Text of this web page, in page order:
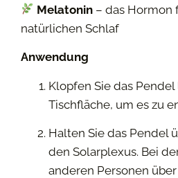
Melatonin – das Hormon
natürlichen Schlaf
Anwendung
Klopfen Sie das
Tischfläche, um es zu
Halten Sie das Pendel
den Solarplexus. Bei
anderen Personen